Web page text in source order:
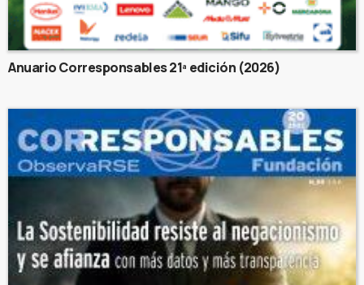
Anuario Corresponsables 21ª edición (2026)